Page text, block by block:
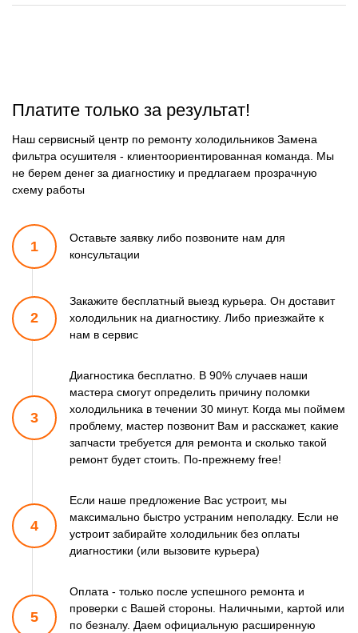
Платите только за результат!
Наш сервисный центр по ремонту холодильников Замена
фильтра осушителя - клиентоориентированная команда. Мы
не берем денег за диагностику и предлагаем прозрачную
схему работы
1
Оставьте заявку либо позвоните нам для
консультации
2
Закажите бесплатный выезд курьера. Он доставит
холодильник на диагностику. Либо приезжайте к
нам в сервис
3
Диагностика бесплатно. В 90% случаев наши
мастера смогутопределить причину поломки
холодильника в течении 30 минут. Когда мы поймем
проблему, мастер позвонит Вам и расскажет, какие
запчасти требуется для ремонта и сколько такой
ремонтбудет стоить. По-прежнему free!
4
Если наше предложение Вас устроит, мы
максимально быстро устраним неполадку. Если не
устроит забирайте холодильник без оплаты
диагностики (или вызовите курьера)
5
Оплата - только после успешного ремонта и
проверки с Вашей стороны. Наличными, картой или
по безналу. Даем официальную расширенную